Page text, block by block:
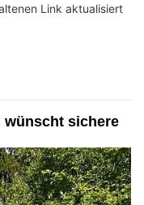
Link aktualisiert
wünscht sichere